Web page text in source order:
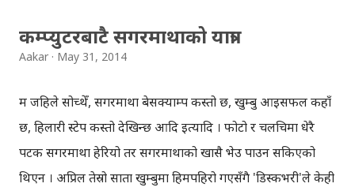
कम्प्युटरबाटै सगरमाथाको यात्रा
Aakar May 31, 2014
म जहिले सोच्थेँ, सगरमाथा बेसक्याम्प कस्तो छ, खुम्बु आइसफल कहाँ
छ, हिलारी स्टेप कस्तो देखिन्छ आदि इत्यादि । फोटो र चलचित्रमा धेरै
पटक सगरमाथा हेरियो तर सगरमाथाको खासै भेउ पाउन सकिएको
थिएन । अप्रिल तेस्रो साता खुम्बुमा हिमपहिरो गएसँगै 'डिस्कभरी'ले केही